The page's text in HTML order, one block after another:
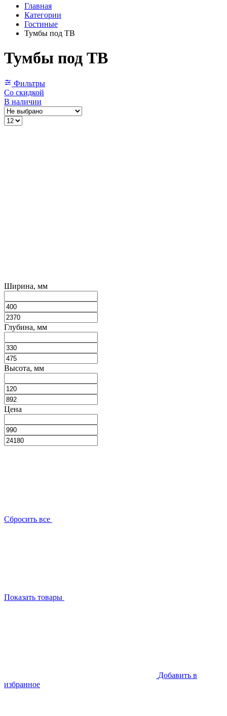
Главная
Категории
Гостиные
Тумбы под ТВ
Тумбы под ТВ
Фильтры
Со скидкой
В наличии
Ширина, мм
Глубина, мм
Высота, мм
Цена
Сбросить все
Показать товары
Добавить в
избранное